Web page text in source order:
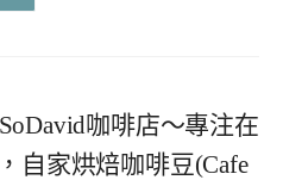
咖啡店～專注在
自家烘焙咖啡豆(Cafe